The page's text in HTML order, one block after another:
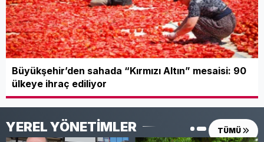
Ömer Faruk ELBEK
Tezgâhın Altında Kalan
Bereket
Prof. Dr. Tayfun ÖZKAYA
Büyükşehir’den sahada “Kırmızı Altın” mesaisi: 90
ülkeye ihraç ediliyor
YEREL YÖNETİMLER TÜMÜ